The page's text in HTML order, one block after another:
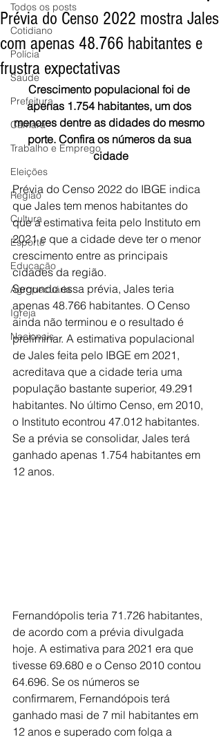
Todos os posts
Cotidiano
Polícia
Saúde
Prefeitura
Câmara
Trabalho e Emprego
Eleições
Região
Cultura
Esporte
Educação
Agropecuária
Igreja
Nacionais
Prévia do Censo 2022 mostra Jales
com apenas 48.766 habitantes e
frustra expectativas
Crescimento populacional foi de
apenas 1.754 habitantes, um dos
menores dentre as didades do mesmo
porte. Confira os números da sua
cidade
Prévia do Censo 2022 do IBGE indica
que Jales tem menos habitantes do
que a estimativa feita pelo Instituto em
2021 e que a cidade deve ter o menor
crescimento entre as principais
cidades da região.
Segundo essa prévia, Jales teria
apenas 48.766 habitantes. O Censo
ainda não terminou e o resultado é
preliminar. A estimativa populacional
de Jales feita pelo IBGE em 2021,
acreditava que a cidade teria uma
população bastante superior, 49.291
habitantes. No último Censo, em 2010,
o Instituto econtrou 47.012 habitantes.
Se a prévia se consolidar, Jales terá
ganhado apenas 1.754 habitantes em
12 anos.
Fernandópolis teria 71.726 habitantes,
de acordo com a prévia divulgada
hoje. A estimativa para 2021 era que
tivesse 69.680 e o Censo 2010 contou
64.696. Se os números se
confirmarem, Fernandópois terá
ganhado masi de 7 mil habitantes em
12 anos e superado com folga a